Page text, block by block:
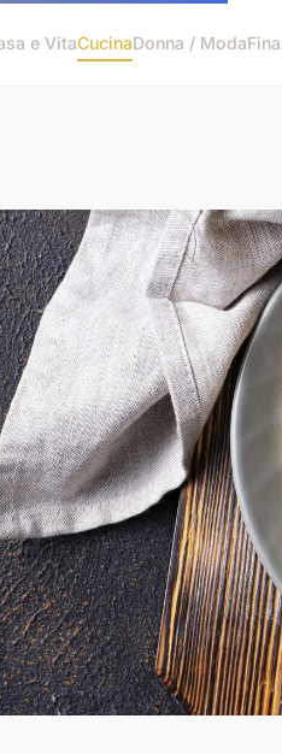
e VitaCucinaDonna / Moda